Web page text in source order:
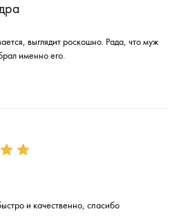
выглядит роскошно. Рада, что муж
именно его.
и качественно, спасибо